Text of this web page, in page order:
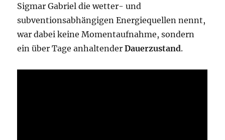
Sigmar Gabriel die wetter- und
subventionsabhängigen Energiequellen nennt,
war dabei keine Momentaufnahme, sondern
ein über Tage anhaltenderDauerzustand.